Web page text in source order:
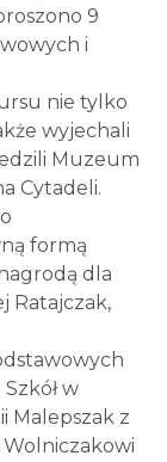
9
i
nie tylko
wyjechali
Muzeum
Cytadeli.
formą
dla
Ratajczak,
w
Malepszak ­z
Wolniczakowi